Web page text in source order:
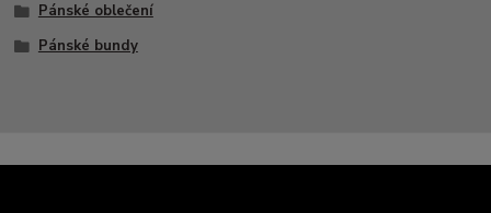
Pánské oblečení
Pánské bundy